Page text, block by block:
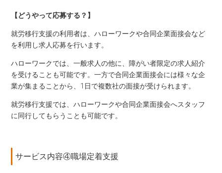
【どうやって応募する？】
就労移行支援の利用者は、ハローワークや合同企業面接会など
を利用し求人応募を行います。
ハローワークでは、一般求人の他に、障がい者限定の求人紹介
を受けることも可能です。一方で合同企業面接会には様々な企
業が集まることから、1日で複数社の面接が受けられます。
就労移行支援では、ハローワークや合同企業面接会へスタッフ
に同行してもらうことも可能です。
サービス内容④職場定着支援